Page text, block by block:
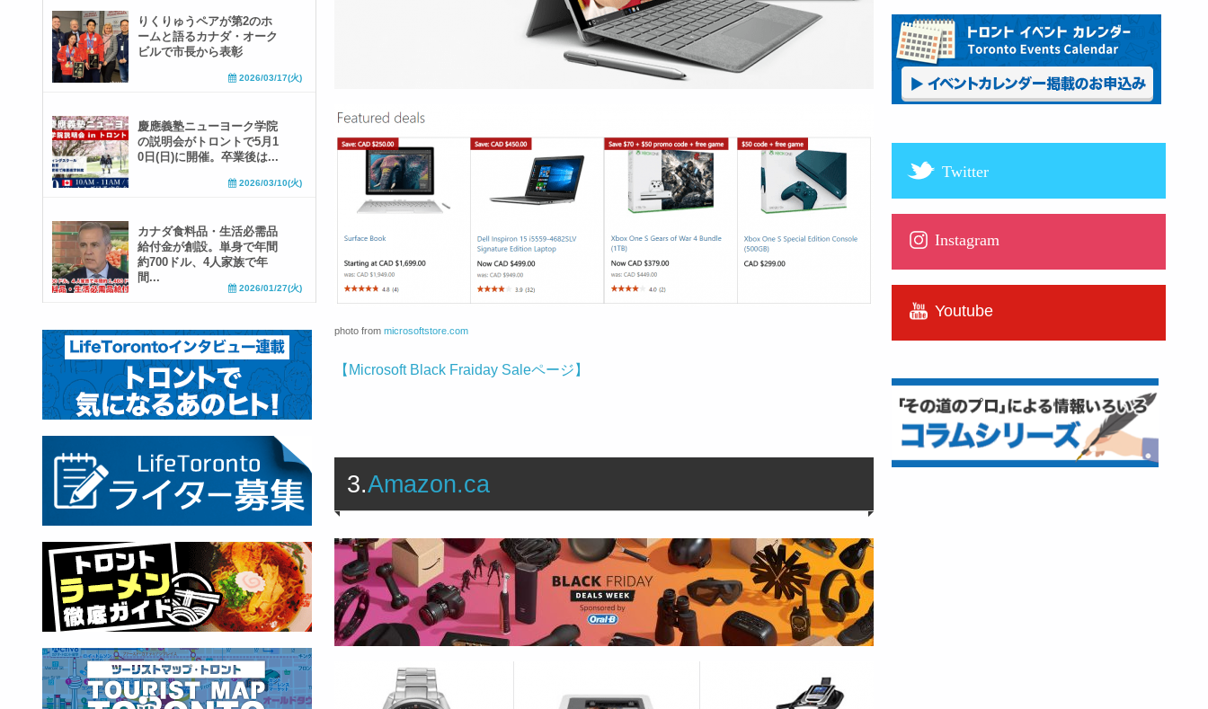
photo from microsoftstore.com
【Microsoft Black Fraiday Saleページ】
3.Amazon.ca
りくりゅうペアが第2のホ
ームと語るカナダ・オーク
ビルで市長から表彰
2026/03/17(火)
慶應義塾ニューヨーク学院
の説明会がトロントで5月1
0日(日)に開催。卒業後は...
2026/03/10(火)
カナダ食料品・生活必需品
給付金が創設。単身で年間
約700ドル、4人家族で年
間...
2026/01/27(火)
Twitter
Instagram
Youtube